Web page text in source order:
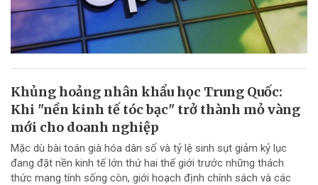
Khủng hoảng nhân khẩu học Trung Quốc:
Khi "nền kinh tế tóc bạc" trở thành mỏ vàng
mới cho doanh nghiệp
Mặc dù bài toán già hóa dân số và tỷ lệ sinh sụt giảm kỷ lục
đang đặt nền kinh tế lớn thứ hai thế giới trước những thách
thức mang tính sống còn, giới hoạch định chính sách và các